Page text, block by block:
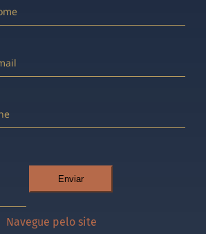
Enviar
Navegue pelo site